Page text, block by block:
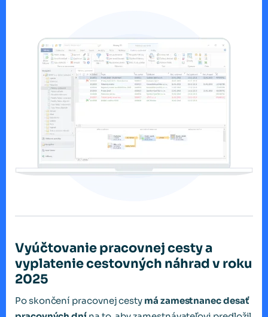
Vyúčtovanie pracovnej cesty a
vyplatenie cestovných náhrad v roku
2025
Po skončení pracovnej cesty má zamestnanec desať